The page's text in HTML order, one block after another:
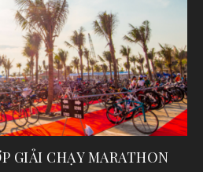
GIẢI CHẠY MARATHON